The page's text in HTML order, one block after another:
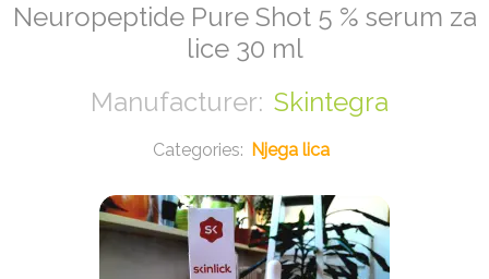
Neuropeptide Pure Shot 5 % serum za
lice 30 ml
Skintegra
Njega lica